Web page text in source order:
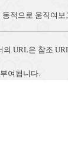
적으로 움직여
URL은 참조
여됩니다.